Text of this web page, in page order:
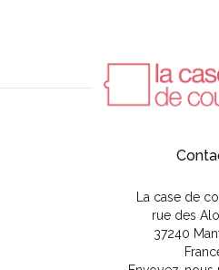
La case de
rue des
37240